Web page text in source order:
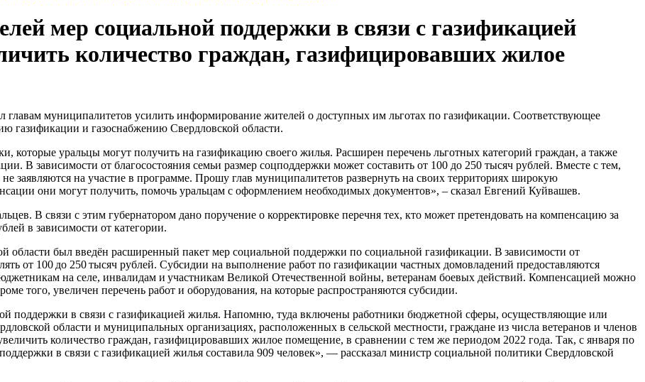
мер социальной поддержки в связи с газификацией
количество граждан, газифицировавших жилое
главам муниципалитетов усилить информирование жителей о доступных им льготах по газификации. Соответствующее
газификации и газоснабжению Свердловской области.
которые уральцы могут получить на газификацию своего жилья. Расширен перечень льготных категорий граждан, а также
В зависимости от благосостояния семьи размер соцподдержки может составить от 100 до 250 тысяч рублей. Вместе с тем,
заявляются на участие в программе. Прошу глав муниципалитетов развернуть на своих территориях широкую
они могут получить, помочь уральцам с оформлением необходимых документов», – сказал Евгений Куйвашев.
В связи с этим губернатором дано поручение о корректировке перечня тех, кто может претендовать на компенсацию за
в зависимости от категории.
был введён расширенный пакет мер социальной поддержки по социальной газификации. В зависимости от
от 100 до 250 тысяч рублей. Субсидии на выполнение работ по газификации частных домовладений предоставляются
на селе, инвалидам и участникам Великой Отечественной войны, ветеранам боевых действий. Компенсацией можно
того, увеличен перечень работ и оборудования, на которые распространяются субсидии.
поддержки в связи с газификацией жилья. Напомню, туда включены работники бюджетной сферы, осуществляющие или
области и муниципальных организациях, расположенных в сельской местности, граждане из числа ветеранов и членов
количество граждан, газифицировавших жилое помещение, в сравнении с тем же периодом 2022 года. Так, с января по
в связи с газификацией жилья составила 909 человек», — рассказал министр социальной политики Свердловской